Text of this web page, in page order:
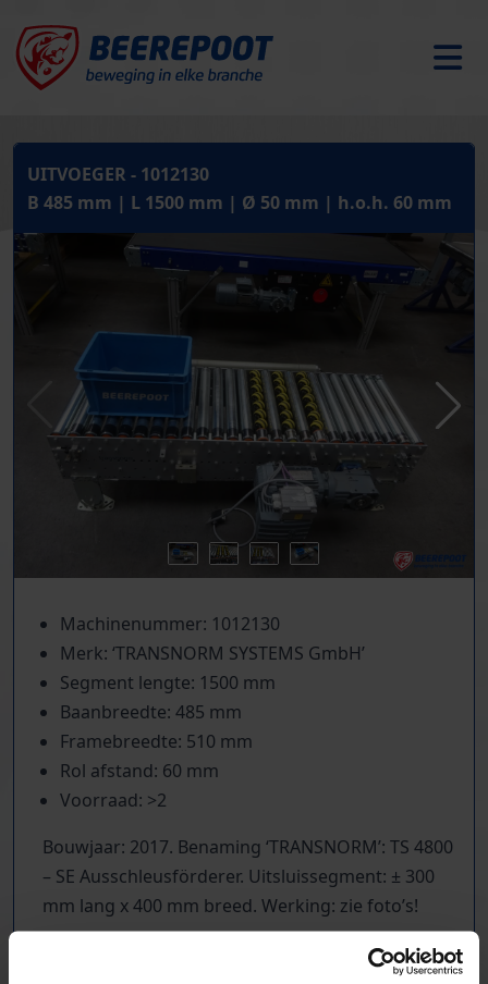
UITVOEGER - 1012130
B 485 mm | L 1500 mm | Ø 50 mm | h.o.h. 60 mm
Machinenummer: 1012130
Merk: ‘TRANSNORM SYSTEMS GmbH’
Segment lengte: 1500 mm
Baanbreedte: 485 mm
Framebreedte: 510 mm
Rol afstand: 60 mm
Voorraad: >2
Bouwjaar: 2017. Benaming ‘TRANSNORM’: TS 4800
– SE Ausschleusförderer. Uitsluissegment: ± 300
mm lang x 400 mm breed. Werking: zie foto’s!